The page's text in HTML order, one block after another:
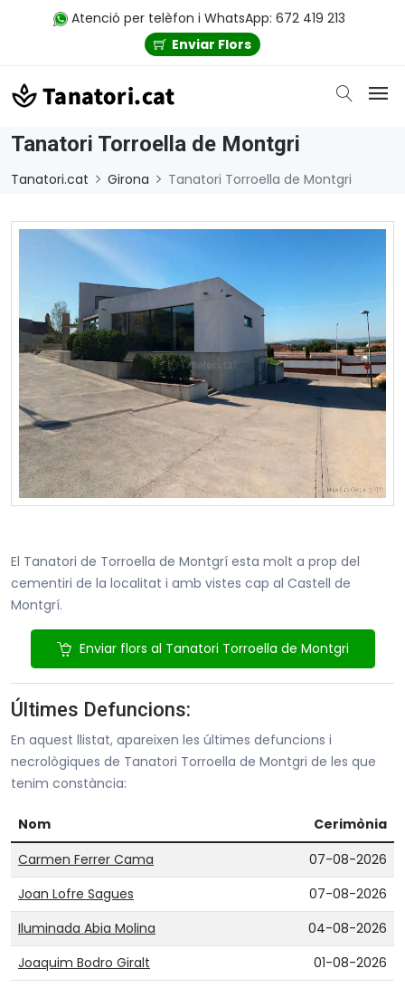
Atenció per telèfon i WhatsApp: 672 419 213
Enviar Flors
Tanatori Torroella de Montgri
Tanatori.cat Girona Tanatori Torroella de Montgri
El Tanatori de Torroella de Montgrí esta molt a prop del
cementiri de la localitat i amb vistes cap al Castell de
Montgrí.
Enviar flors al Tanatori Torroella de Montgri
Últimes Defuncions:
En aquest llistat, apareixen les últimes defuncions i
necrològiques de Tanatori Torroella de Montgri de les que
tenim constància:
Nom
Cerimònia
Carmen Ferrer Cama
07-08-2026
Joan Lofre Sagues
07-08-2026
Iluminada Abia Molina
04-08-2026
Joaquim Bodro Giralt
01-08-2026